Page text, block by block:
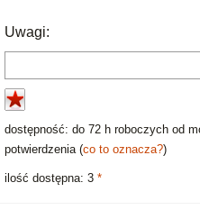
Uwagi:
dostępność: do 72 h roboczych od
potwierdzenia (co to oznacza?)
ilość dostępna: 3 *